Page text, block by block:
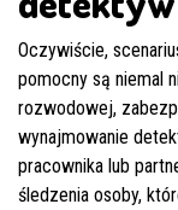
Oczywiście,
pomocny są niemal
rozwodowej,
wynajmowanie
pracownika lub
śledzenia osoby,